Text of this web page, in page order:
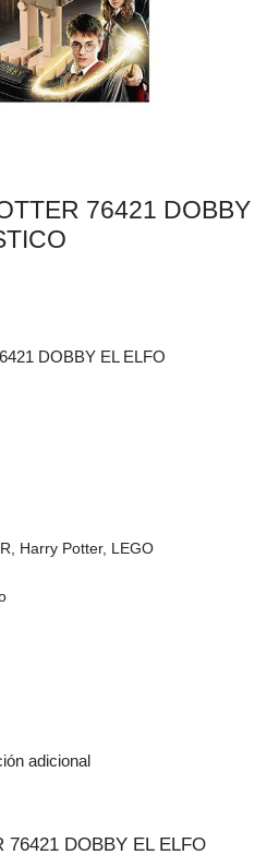
76421 DOBBY
DOBBY EL ELFO
Harry Potter, LEGO
adicional
76421 DOBBY EL ELFO